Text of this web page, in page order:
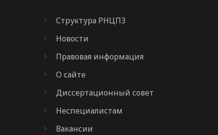
Структура РНЦПЗ
Новости
Правовая информация
О сайте
Диссертационный совет
Неспециалистам
Вакансии